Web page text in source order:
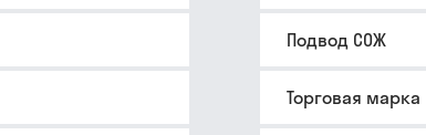
Подвод СОЖ
Торговая марка